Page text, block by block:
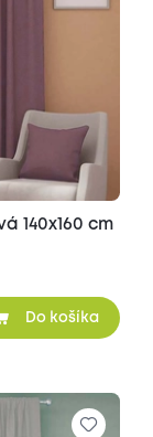
140x160 cm
Do košíka